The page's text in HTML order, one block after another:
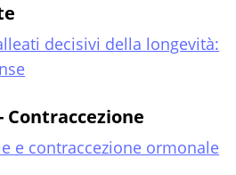
decisivi della longevità:
Contraccezione
e contraccezione ormonale